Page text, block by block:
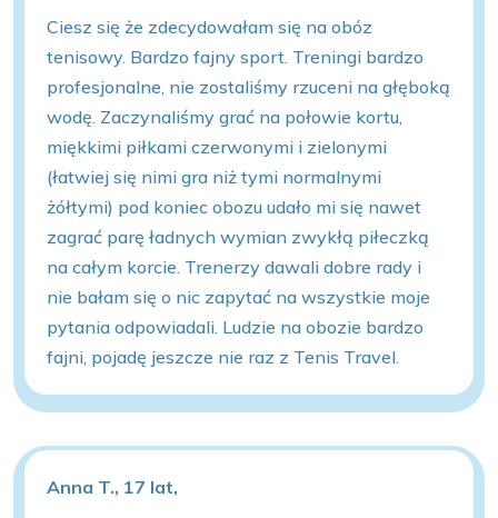
Ciesz się że zdecydowałam się na obóz
tenisowy. Bardzo fajny sport. Treningi bardzo
profesjonalne, nie zostaliśmy rzuceni na głęboką
wodę. Zaczynaliśmy grać na połowie kortu,
miękkimi piłkami czerwonymi i zielonymi
(łatwiej się nimi gra niż tymi normalnymi
żółtymi) pod koniec obozu udało mi się nawet
zagrać parę ładnych wymian zwykłą piłeczką
na całym korcie. Trenerzy dawali dobre rady i
nie bałam się o nic zapytać na wszystkie moje
pytania odpowiadali. Ludzie na obozie bardzo
fajni, pojadę jeszcze nie raz z Tenis Travel.
Anna T., 17 lat,